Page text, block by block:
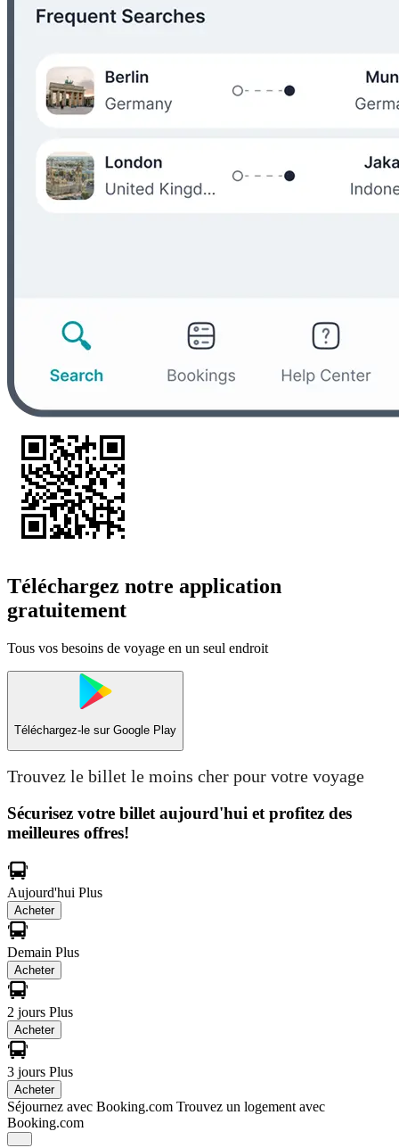
Téléchargez notre application
gratuitement
Tous vos besoins de voyage en un seul endroit
Téléchargez-le sur Google Play
Trouvez le billet le moins cher pour votre voyage
Sécurisez votre billet aujourd'hui et profitez des
meilleures offres!
Aujourd'hui Plus
Acheter
Demain Plus
Acheter
2 jours Plus
Acheter
3 jours Plus
Acheter
Séjournez avec Booking.com Trouvez un logement avec
Booking.com